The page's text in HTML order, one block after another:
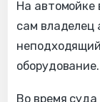
На автомойке
сам владелец
оборудование.
Во время